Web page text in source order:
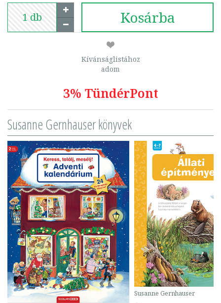
Kosárba
Kívánságlistához
adom
3% TündérPont
Susanne Gernhauser könyvek
Susanne Gernhauser